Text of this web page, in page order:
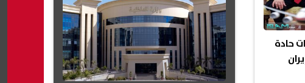
حادة